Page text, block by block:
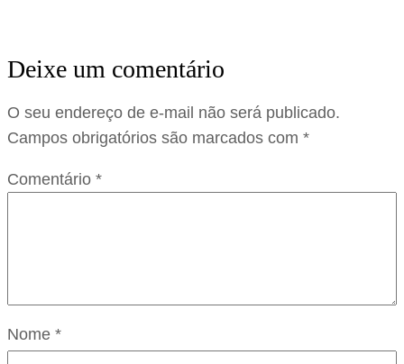
Deixe um comentário
O seu endereço de e-mail não será publicado.
Campos obrigatórios são marcados com *
Comentário *
Nome *